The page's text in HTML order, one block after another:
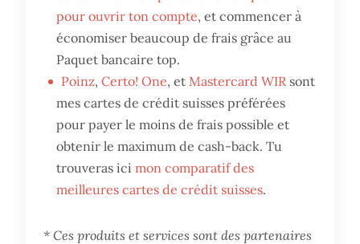
pour ouvrir ton compte, et commencer à
économiser beaucoup de frais grâce au
Paquet bancaire top.
Poinz,Certo! One, et Mastercard WIR sont
mes cartes de crédit suisses préférées
pour payer le moins de frais possible et
obtenir le maximum de cash-back. Tu
trouveras icimon comparatif des
meilleures cartes de crédit suisses.
* Ces produits et services sont des partenaires